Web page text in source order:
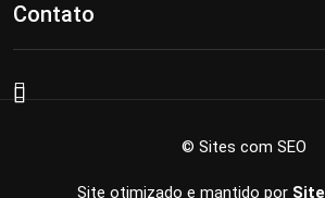
Contato
© Sites com SEO
Site otimizado e mantido por